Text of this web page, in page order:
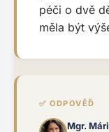
péči o dvě
měla být
✅ ODPOVĚĎ
Mgr.